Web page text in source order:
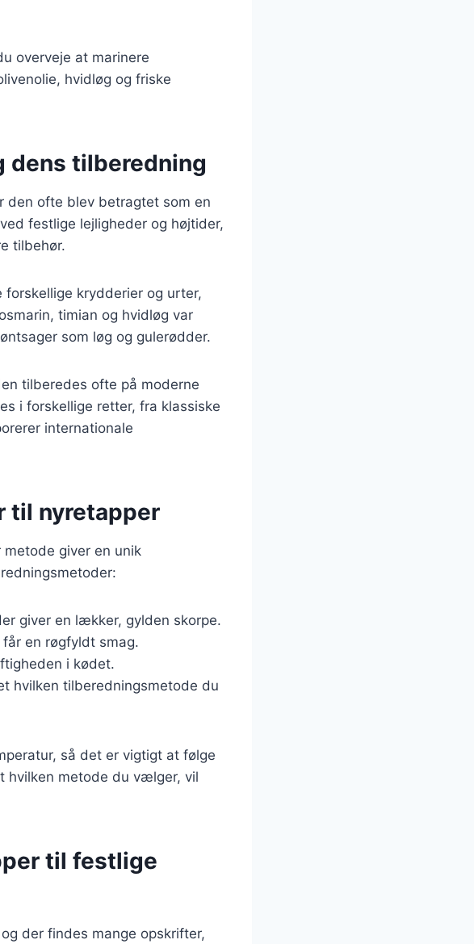
overveje at marinere
hvidløg og friske
dens tilberedning
den ofte blev betragtet som en
festlige lejligheder og højtider,
tilbehør.
krydderier og urter,
timian og hvidløg var
som løg og gulerødder.
tilberedes ofte på moderne
i forskellige retter, fra klassiske
internationale
til nyretapper
giver en unik
giver en lækker, gylden skorpe.
en røgfyldt smag.
i kødet.
hvilken tilberedningsmetode du
så det er vigtigt at følge
hvilken metode du vælger, vil
til festlige
der findes mange opskrifter,